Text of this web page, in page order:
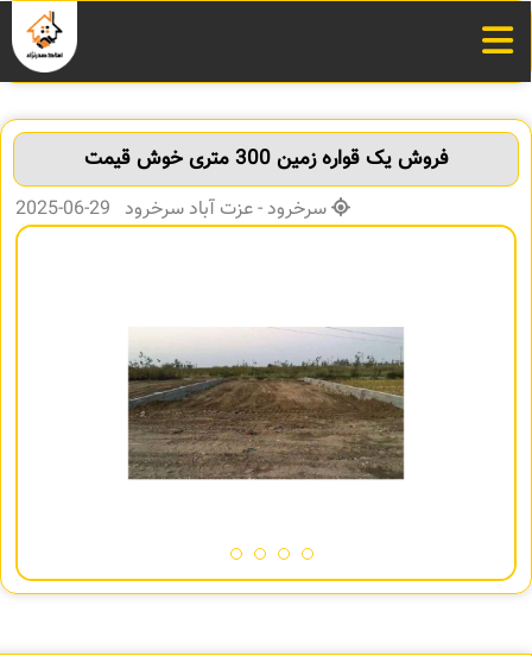
فروش یک قواره زمین 300 متری خوش قیمت
سرخرود - عزت آباد سرخرود 29-06-2025